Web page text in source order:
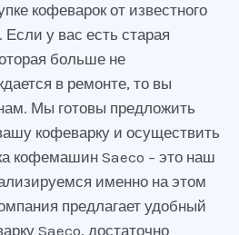
кофеварок от известного
у вас есть старая
больше не
в ремонте, то вы
Мы готовы предложить
кофеварку и осуществить
кофемашин Saeco – это наш
именно на этом
предлагает удобный
Saeco, достаточно